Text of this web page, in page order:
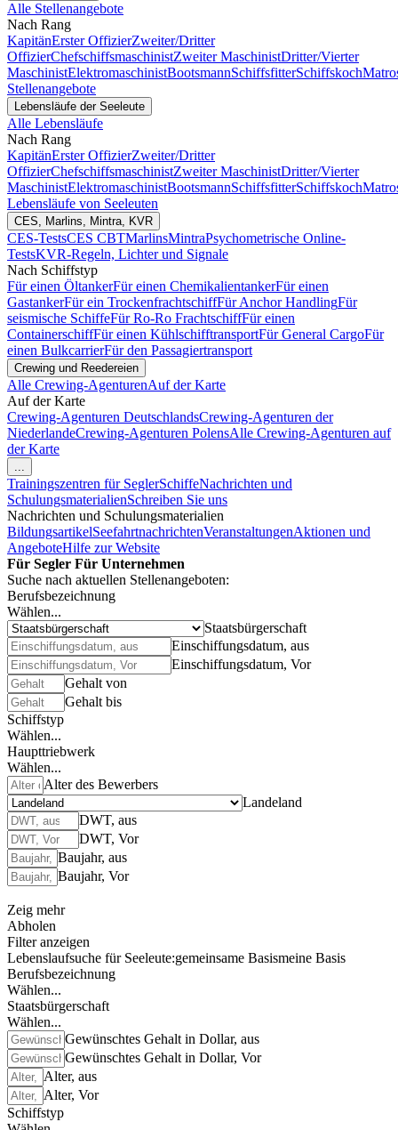
Alle Stellenangebote
Nach Rang
KapitänErster OffizierZweiter/Dritter
OffizierChefschiffsmaschinistZweiter MaschinistDritter/Vierter
MaschinistElektromaschinistBootsmannSchiffsfitterSchiffskoch
Stellenangebote
Lebensläufe der Seeleute
Alle Lebensläufe
Nach Rang
KapitänErster OffizierZweiter/Dritter
OffizierChefschiffsmaschinistZweiter MaschinistDritter/Vierter
MaschinistElektromaschinistBootsmannSchiffsfitterSchiffskoch
Lebensläufe von Seeleuten
CES, Marlins, Mintra, KVR
CES-TestsCES CBTMarlinsMintraPsychometrische Online-
TestsKVR-Regeln, Lichter und Signale
Nach Schiffstyp
Für einen ÖltankerFür einen ChemikalientankerFür einen
GastankerFür ein TrockenfrachtschiffFür Anchor HandlingFür
seismische SchiffeFür Ro-Ro FrachtschiffFür einen
ContainerschiffFür einen KühlschifftransportFür General CargoFür
einen BulkcarrierFür den Passagiertransport
Crewing und Reedereien
Alle Crewing-AgenturenAuf der Karte
Auf der Karte
Crewing-Agenturen DeutschlandsCrewing-Agenturen der
NiederlandeCrewing-Agenturen PolensAlle Crewing-Agenturen auf
der Karte
...
Trainingszentren für SeglerSchiffeNachrichten und
SchulungsmaterialienSchreiben Sie uns
Nachrichten und Schulungsmaterialien
BildungsartikelSeefahrtnachrichtenVeranstaltungenAktionen und
AngeboteHilfe zur Website
Für Segler Für Unternehmen
Suche nach aktuellen Stellenangeboten:
Berufsbezeichnung
Wählen...
Staatsbürgerschaft
Einschiffungsdatum, aus
Einschiffungsdatum, Vor
Gehalt von
Gehalt bis
Schiffstyp
Wählen...
Haupttriebwerk
Wählen...
Alter des Bewerbers
Landeland
DWT, aus
DWT, Vor
Baujahr, aus
Baujahr, Vor
Zeig mehr
Abholen
Filter anzeigen
Lebenslaufsuche für Seeleute:gemeinsame Basismeine Basis
Berufsbezeichnung
Wählen...
Staatsbürgerschaft
Wählen...
Gewünschtes Gehalt in Dollar, aus
Gewünschtes Gehalt in Dollar, Vor
Alter, aus
Alter, Vor
Schiffstyp